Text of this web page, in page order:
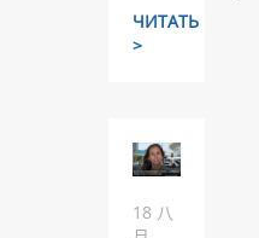
ЧИТАТЬ
>
18 八